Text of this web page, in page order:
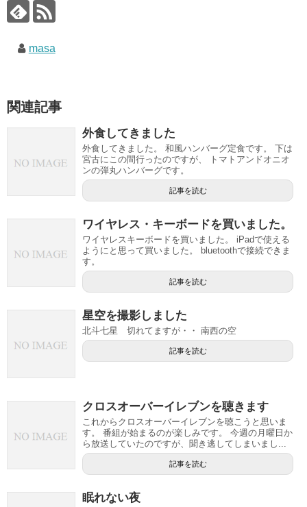
masa
関連記事
外食してきました
外食してきました。 和風ハンバーグ定食です。 下は
宮古にこの間行ったのですが、 トマトアンドオニオ
ンの弾丸ハンバーグです。
記事を読む
ワイヤレス・キーボードを買いました。
ワイヤレスキーボードを買いました。 iPadで使える
ようにと思って買いました。 bluetoothで接続できま
す。
記事を読む
星空を撮影しました
北斗七星 切れてますが・・ 南西の空
記事を読む
クロスオーバーイレブンを聴きます
これからクロスオーバーイレブンを聴こうと思いま
す。 番組が始まるのが楽しみです。 今週の月曜日か
ら放送していたのですが、聞き逃してしまいまし...
記事を読む
眠れない夜